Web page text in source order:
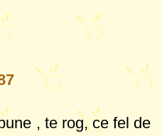
, te rog, ce fel de